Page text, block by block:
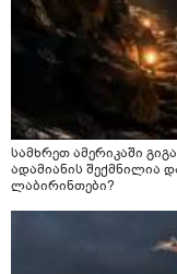
სამხრეთ ამერიკაში
ადამიანის შექმნილია
ლაბირინთები?